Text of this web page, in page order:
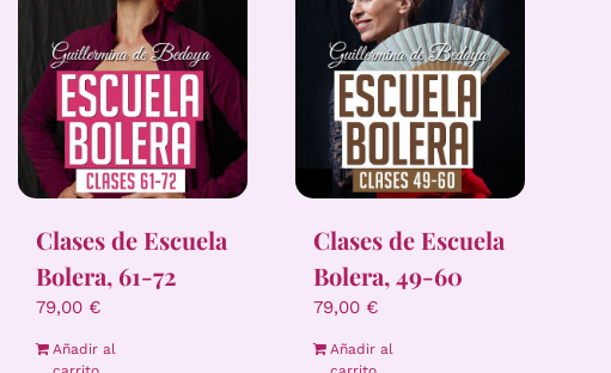
Clases de Escuela
Bolera, 61-72
79,00 €
Añadir al
Clases de Escuela
Bolera, 49-60
79,00 €
Añadir al